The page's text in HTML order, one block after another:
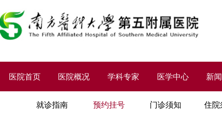
医院首页 医院概况 学科专家 医学中心 新
就诊指南 预约挂号 门诊须知 住院